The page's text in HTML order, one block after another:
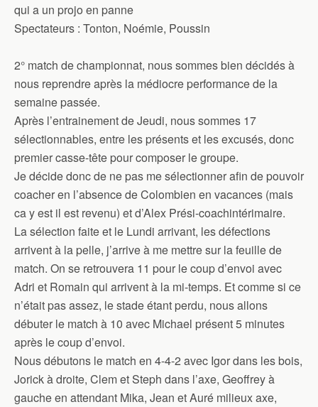
qui a un projo en panne
Spectateurs : Tonton, Noémie, Poussin
2° match de championnat, nous sommes bien décidés à
nous reprendre après la médiocre performance de la
semaine passée.
Après l’entrainement de Jeudi, nous sommes 17
sélectionnables, entre les présents et les excusés, donc
premier casse-tête pour composer le groupe.
Je décide donc de ne pas me sélectionner afin de pouvoir
coacher en l’absence de Colombien en vacances (mais
ca y est il est revenu) et d’Alex Prési-coachintérimaire.
La sélection faite et le Lundi arrivant, les défections
arrivent à la pelle, j’arrive à me mettre sur la feuille de
match. On se retrouvera 11 pour le coup d’envoi avec
Adri et Romain qui arrivent à la mi-temps. Et comme si ce
n’était pas assez, le stade étant perdu, nous allons
débuter le match à 10 avec Michael présent 5 minutes
après le coup d’envoi.
Nous débutons le match en 4-4-2 avec Igor dans les bois,
Jorick à droite, Clem et Steph dans l’axe, Geoffrey à
gauche en attendant Mika, Jean et Auré milieux axe,